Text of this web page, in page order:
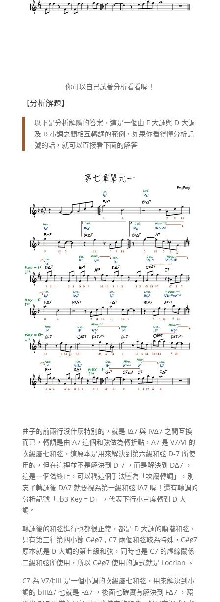
你可以自己試著分析看看喔！
【分析解題】
以下是分析解體的答案，這是一個由 F 大調與 D 大調
及 B 小調之間相互轉調的範例，如果你看得懂分析記
號的話，就可以直接看下面的解答
曲子的前兩行沒什麼特別的，就是 I∆7 與 IV∆7 之間互換
而已，轉調是由 A7 這個和弦做為轉折點，A7 是 V7/VI 的
次級屬七和弦，這原本是用來解決到第六級和弦 D-7 所使
用的，但在這裡並不是解決到 D-7 ，而是解決到 D∆7 ，
這是一個偽終止，可以稱這個手法為「次屬轉調」，別
忘了轉調後 D∆7 就要視為第一級和弦 I∆7 喔！還有轉調的
分析記號「↓b3 Key = D」，代表下行小三度轉到 D 大
調。
轉調後的和弦進行也都很正常，都是 D 大調的順階和弦，
只有第三行第四小節 C#ø7 , C7 兩個和弦較為特殊，C#ø7
原本就是 D 大調的第七級和弦，同時也是 C7 的虛線關係
二級和弦所使用，所以 C#ø7 使用的調式就是 Locrian 。
C7 為 V7/bIII 是一個小調的次級屬七和弦，用來解決到小
調的 bIII∆7 也就是 F∆7 ，後面也確實有解決到 F∆7 ，照